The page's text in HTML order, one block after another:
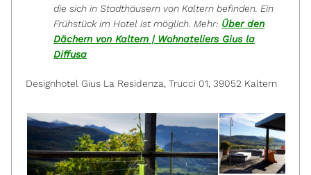
die sich in Stadthäusern von Kaltern befinden. Ein
Frühstück im Hotel ist möglich. Mehr: Über den
Dächern von Kaltern | Wohnateliers Gius la
Diffusa
Designhotel Gius La Residenza, Trucci 01, 39052 Kaltern